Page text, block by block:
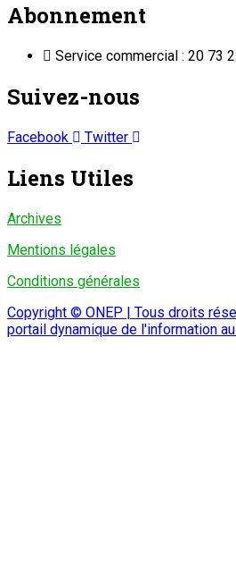
Abonnement
Service commercial : 20 73
Suivez-nous
Facebook Twitter
Liens Utiles
Archives
Mentions légales
Conditions générales
Copyright © ONEP | Tous droits
portail dynamique de l'information